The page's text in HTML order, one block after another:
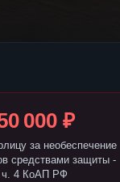
000 ₽
за необеспечение
средствами защиты -
ч. 4 КоАП РФ